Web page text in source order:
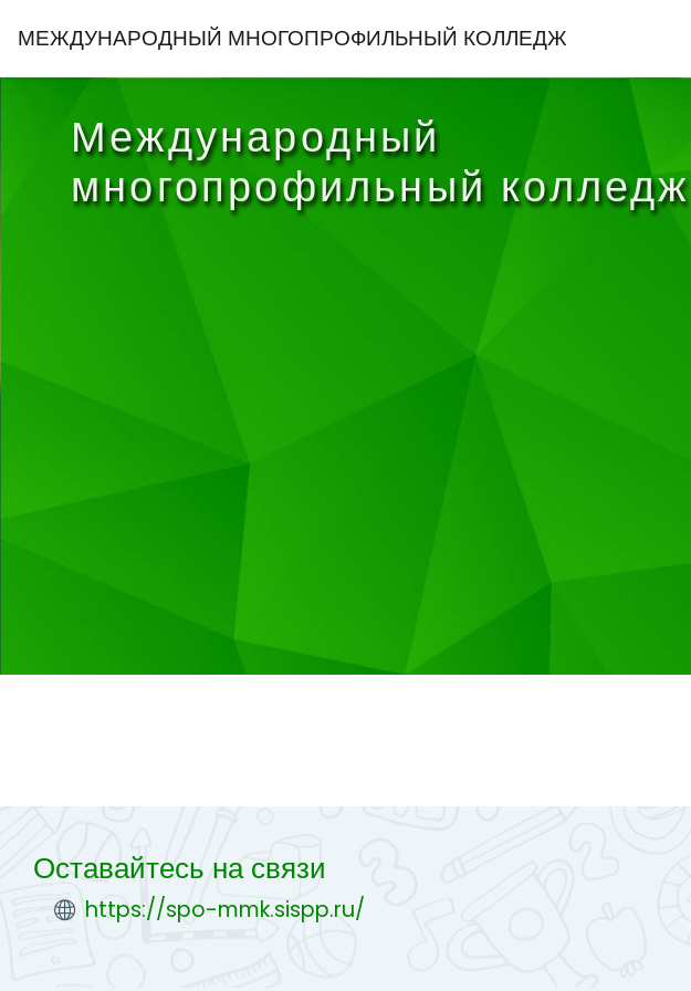
МЕЖДУНАРОДНЫЙ МНОГОПРОФИЛЬНЫЙ КОЛЛЕДЖ
Международный
многопрофильный колледж
Оставайтесь на связи
https://spo-mmk.sispp.ru/